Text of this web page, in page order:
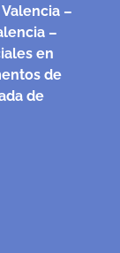
–
–
en
de
de